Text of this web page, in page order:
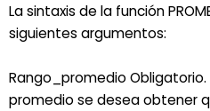
La sintaxis de la función
siguientes argumentos:
Rango_promedio
promedio se desea obtener